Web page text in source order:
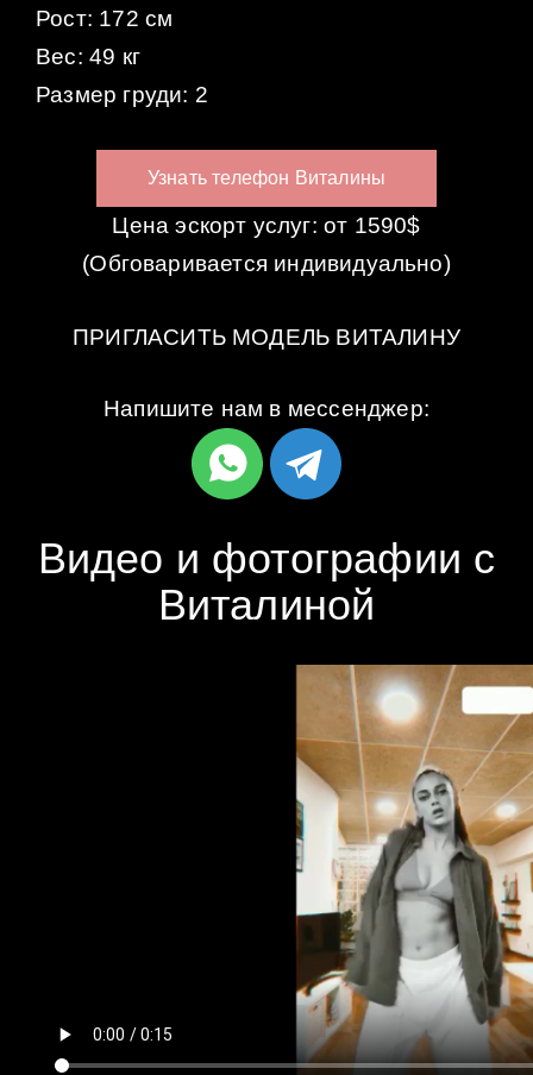
Рост: 172 см
Вес: 49 кг
Размер груди: 2
Узнать телефон Виталины
Цена эскорт услуг: от 1590$
(Обговаривается индивидуально)
ПРИГЛАСИТЬ МОДЕЛЬ ВИТАЛИНУ
Напишите нам в мессенджер:
Видео и фотографии с
Виталиной